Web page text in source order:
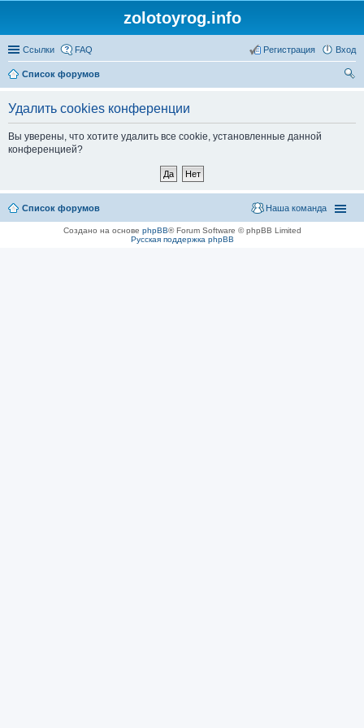
zolotoyrog.info
Ссылки FAQ Вход
Регистрация
Список форумов
Удалить cookies конференции
Вы уверены, что хотите удалить все cookie, установленные данной
конференцией?
Список форумов Наша команда
Создано на основе phpBB® Forum Software © phpBB Limited
Русская поддержка phpBB